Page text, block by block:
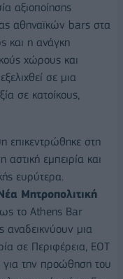
αξιοποίησης
αθηναϊκών bars στα
και η ανάγκη
χώρους και
σε μια
σε κατοίκους,
επικεντρώθηκε στη
εμπειρία και
ευρύτερα.
Μητροπολιτική
το Athens Bar
αναδεικνύουν μια
σε Περιφέρεια, ΕΟΤ
την προώθηση του